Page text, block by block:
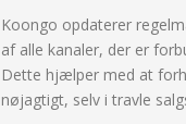
Koongo opdaterer
af alle kanaler, der er
Dette hjælper med at
nøjagtigt, selv i travle